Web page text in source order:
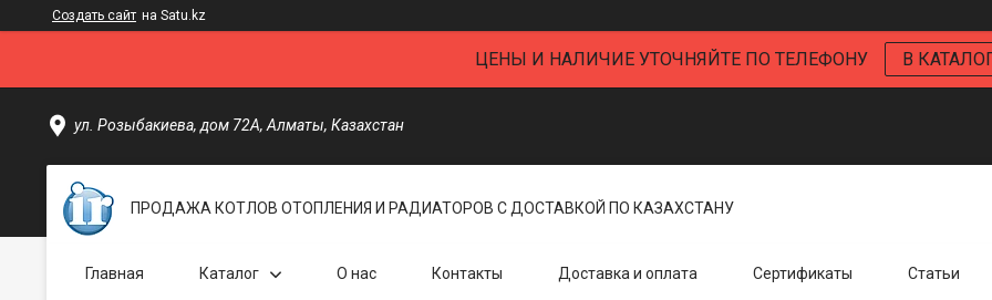
Создать сайт на Satu.kz
ЦЕНЫ И НАЛИЧИЕ УТОЧНЯЙТЕ ПО ТЕЛЕФОНУ В
ул. Розыбакиева, дом 72А, Алматы, Казахстан
ПРОДАЖА КОТЛОВ ОТОПЛЕНИЯ И РАДИАТОРОВ С ДОСТАВКОЙ ПО КАЗАХСТАНУ
Главная Каталог О нас Контакты Доставка и оплата Сертификаты Статьи